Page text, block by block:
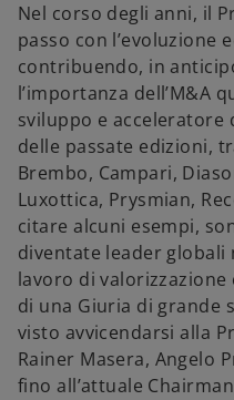
Nel corso degli anni, il
passo con l’evoluzione
contribuendo, in
l’importanza dell’M&A
sviluppo e acceleratore
delle passate edizioni,
Brembo, Campari,
Luxottica, Prysmian,
citare alcuni esempi,
diventate leader
lavoro di
di una Giuria di grande
visto avvicendarsi alla
Rainer Masera, Angelo
fino all’attuale